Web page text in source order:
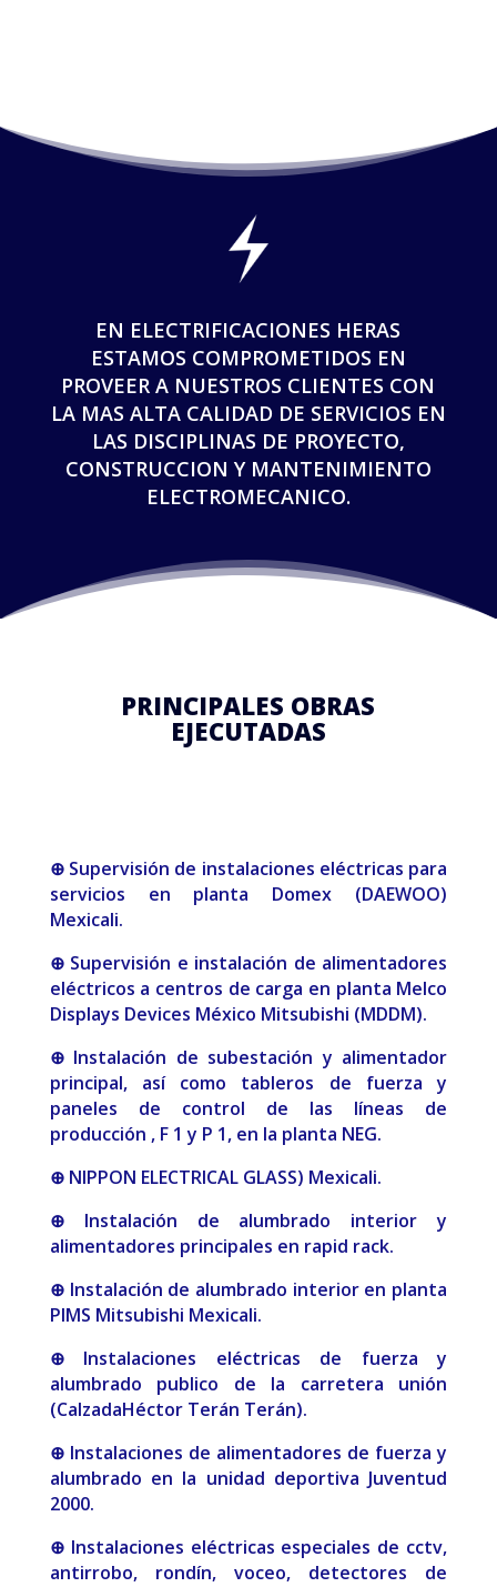
EN ELECTRIFICACIONES HERAS
ESTAMOS COMPROMETIDOS EN
PROVEER A NUESTROS CLIENTES CON
LA MAS ALTA CALIDAD DE SERVICIOS EN
LAS DISCIPLINAS DE PROYECTO,
CONSTRUCCION Y MANTENIMIENTO
ELECTROMECANICO.
PRINCIPALES OBRAS
EJECUTADAS
⊕ Supervisión de instalaciones eléctricas para
servicios en planta Domex (DAEWOO)
Mexicali.
⊕ Supervisión e instalación de alimentadores
eléctricos a centros de carga en planta Melco
Displays Devices México Mitsubishi (MDDM).
⊕ Instalación de subestación y alimentador
principal, así como tableros de fuerza y
paneles de control de las líneas de
producción , F 1 y P 1, en la planta NEG.
⊕ NIPPON ELECTRICAL GLASS) Mexicali.
⊕ Instalación de alumbrado interior y
alimentadores principales en rapid rack.
⊕ Instalación de alumbrado interior en planta
PIMS Mitsubishi Mexicali.
⊕ Instalaciones eléctricas de fuerza y
alumbrado publico de la carretera unión
(CalzadaHéctor Terán Terán).
⊕ Instalaciones de alimentadores de fuerza y
alumbrado en la unidad deportiva Juventud
2000.
⊕ Instalaciones eléctricas especiales de cctv,
antirrobo, rondín, voceo, detectores de